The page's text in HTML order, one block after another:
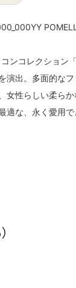
ンコレクション
出。多面的な
性らしい柔ら
な、永く愛用で